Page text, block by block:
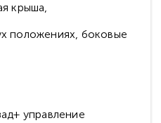
крыша,
положениях, боковые
управление